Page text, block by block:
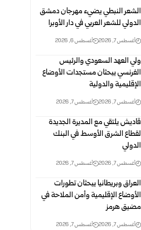
الشعر النبطي يضيء مهرجان دمشق
الدولي للشعر العربي في دار الأوبرا
أغسطس 7, 2026 أغسطس 6, 2026
ولي العهد السعودي والرئيس
الفرنسي يبحثان مستجدات الأوضاع
الإقليمية والدولية
أغسطس 7, 2026 أغسطس 7, 2026
قاديش يلتقي مع المديرة الجديدة
لقطاع الشرق الأوسط في البنك
الدولي
أغسطس 7, 2026 أغسطس 7, 2026
العراق وبريطانيا يبحثان تطورات
الأوضاع الإقليمية وأمن الملاحة في
مضيق هرمز
أغسطس 7, 2026 أغسطس 7, 2026